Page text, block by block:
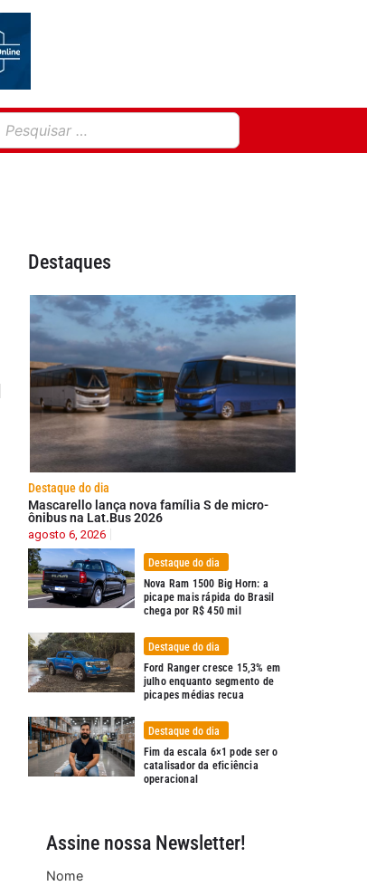
Destaques
Destaque do dia
Mascarello lança nova família S de micro-
ônibus na Lat.Bus 2026
agosto 6, 2026
Destaque do dia
Nova Ram 1500 Big Horn: a
picape mais rápida do Brasil
chega por R$ 450 mil
Destaque do dia
Ford Ranger cresce 15,3% em
julho enquanto segmento de
picapes médias recua
Destaque do dia
Fim da escala 6×1 pode ser o
catalisador da eficiência
operacional
Assine nossa Newsletter!
Nome